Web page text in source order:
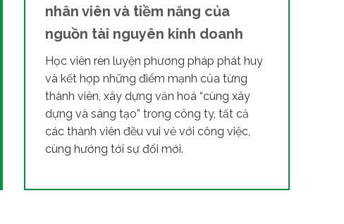
nhân viên và tiềm năng của
nguồn tài nguyên kinh doanh
Học viên rèn luyện phương pháp phát huy
và kết hợp những điểm mạnh của từng
thành viên, xây dựng văn hoá “cùng xây
dựng và sáng tạo” trong công ty, tất cả
các thành viên đều vui vẻ với công việc,
cùng hướng tới sự đổi mới.